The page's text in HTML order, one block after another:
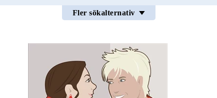
Fler sökalternativ